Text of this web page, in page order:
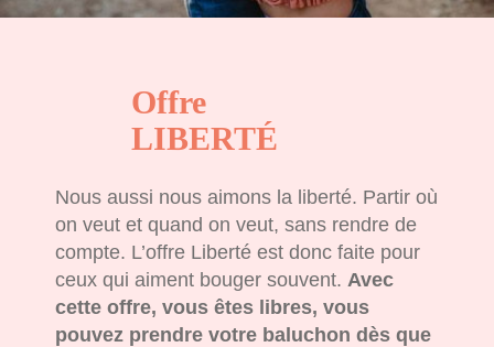
Offre
LIBERTÉ
Nous aussi nous aimons la liberté. Partir où
on veut et quand on veut, sans rendre de
compte. L’offre Liberté est donc faite pour
ceux qui aiment bouger souvent. Avec
cette offre, vous êtes libres, vous
pouvez prendre votre baluchon dès que